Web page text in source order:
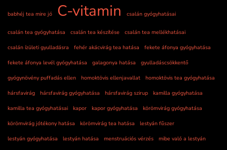
babhéj tea mire jó C-vitamin csalán gyógyhatásai
csalán tea gyógyhatása csalán tea készítése
csalán tea mellékhatásai
csalán ízületi gyulladásra
fehér akácvirág tea hatása
fekete áfonya gyógyhatása
fekete áfonya levél gyógyhatása
galagonya hatása
gyulladáscsökkentő
gyógynövény puffadás ellen
homoktövis ellenjavallat
homoktövis tea gyógyhatása
hársfavirág
hársfavirág gyógyhatása hársfavirág szirup
kamilla gyógyhatása
kamilla tea gyógyhatásai
kapor kapor gyógyhatása
körömvirág gyógyhatása
körömvirág jótékony hatása
körömvirág tea hatása
lestyán fűszer
lestyán gyógyhatása
lestyán hatása menstruációs vérzés mibe való a lestyán